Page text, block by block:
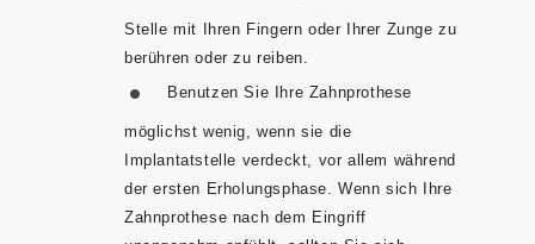
Stelle mit Ihren Fingern oder Ihrer Zunge zu
berühren oder zu reiben.
Benutzen Sie Ihre Zahnprothese
möglichst wenig, wenn sie die
Implantatstelle verdeckt, vor allem während
der ersten Erholungsphase. Wenn sich Ihre
Zahnprothese nach dem Eingriff